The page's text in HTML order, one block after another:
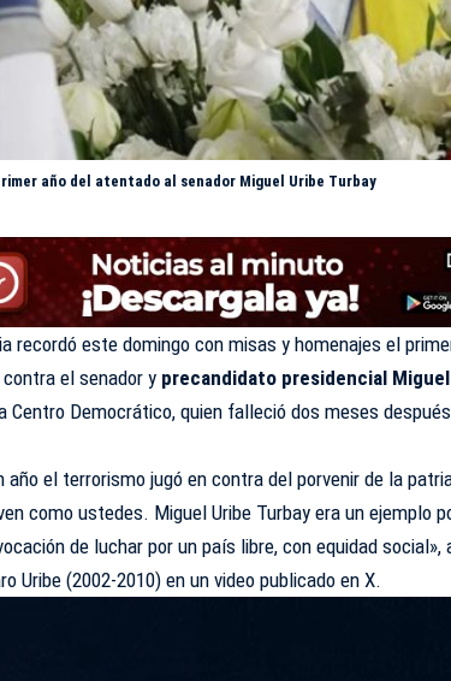
año del atentado al senador Miguel Uribe Turbay
recordó este domingo con misas y homenajes el
contra el senador y precandidato presidencial
Centro Democrático, quien falleció dos meses
año el terrorismo jugó en contra del porvenir de la
como ustedes. Miguel Uribe Turbay era un ejemplo
de luchar por un país libre, con equidad
Uribe (2002-2010) en un video publicado en X.